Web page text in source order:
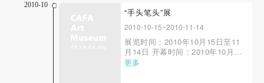
2010-10
“手头笔头”展
2010-10-15~2010-11-14
展览时间：2010年10月15日至11
月14日 开幕时间：2010年10月15
日15：00 展览地点：中央美术学
更多